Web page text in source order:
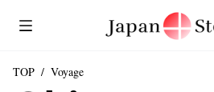
TOP / Voyage